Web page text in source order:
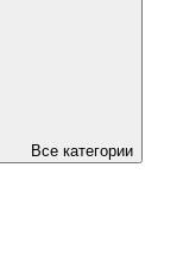
Все категории